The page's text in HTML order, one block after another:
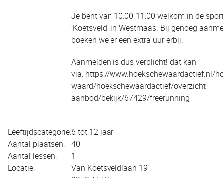
Je bent van 10:00-11:00 welkom in de
‘Koetsveld’ in Westmaas. Bij genoeg
boeken we er een extra uur erbij.
Aanmelden is dus verplicht! dat kan
via: https://www.hoekschewaardactief.nl/
waard/hoekschewaardactief/overzicht-
aanbod/bekijk/67429/freerunning-
Leeftijdscategorie:6 tot 12 jaar
Aantal plaatsen: 40
Aantal lessen:
1
Locatie:
Van Koetsveldlaan 19